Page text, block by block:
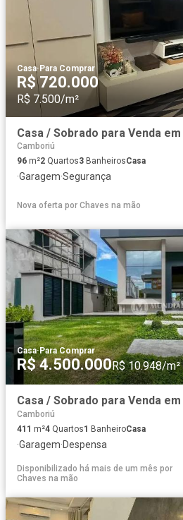
Casa·Para Comprar
R$ 720.000
R$ 7.500/m²
Camboriú
96 m²2 Quartos3 BanheirosCasa
·Garagem·Segurança
Nova oferta por Chaves na mão
Casa·Para Comprar
R$ 4.500.000R$ 10.948/m²
Camboriú
411 m²4 Quartos1 BanheiroCasa
·Garagem·Despensa
Disponibilizado há mais de um mês por
Chaves na mão